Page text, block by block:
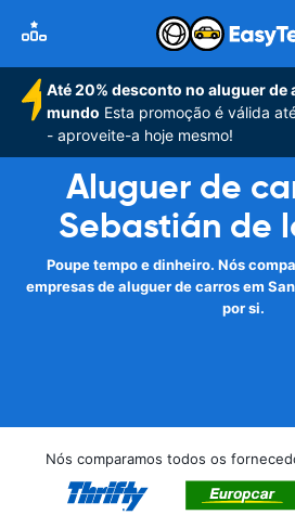
Até 20% desconto no aluguer de
mundo Esta promoção é válida
- aproveite-a hoje mesmo!
Aluguer de
Sebastián de
Poupe tempo e dinheiro. Nós
empresas de aluguer de carros em
por si.
Nós comparamos todos os